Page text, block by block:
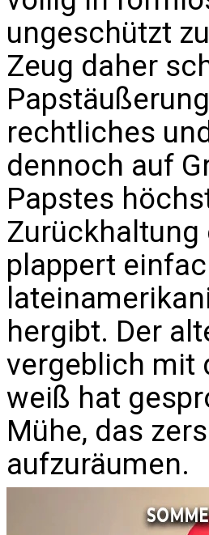
ungeschützt
Zeug daher
rechtliches
dennoch auf
Papstes
plappert
hergibt. Der
vergeblich mit
weiß hat
Mühe, das
aufzuräumen.